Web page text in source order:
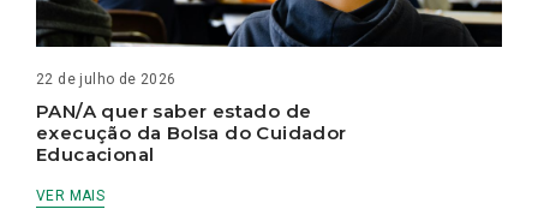
22 de julho de 2026
PAN/A quer saber estado de
execução da Bolsa do Cuidador
Educacional
VER MAIS